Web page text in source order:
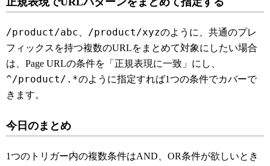
/product/abc /product/xyzのように、共通のプレ
フィックスを持つ複数のURLをまとめて対象にしたい場合
は、Page URLの条件を「正規表現に一致」にし、
^/product/.*のように指定すれば1つの条件でカバーで
きます。
今日のまとめ
1つのトリガー内の複数条件はAND、OR条件が欲しいとき